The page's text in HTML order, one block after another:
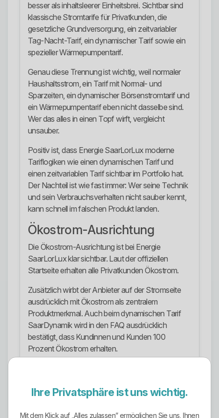
besser als inhaltsleerer Einheitsbrei. Sichtbar sind
klassische Stromtarife für Privatkunden, die
gesetzliche Grundversorgung, ein zeitvariabler
Tag-Nacht-Tarif, ein dynamischer Tarif sowie ein
spezieller Wärmepumpentarif.
Genau diese Trennung ist wichtig, weil normaler
Haushaltsstrom, ein Tarif mit Normal- und
Sparzeiten, ein dynamischer Börsenstromtarif und
ein Wärmepumpentarif eben nicht dasselbe sind.
Wer das alles in einen Topf wirft, vergleicht
unsauber.
Positiv ist, dass Energie SaarLorLux moderne
Tariflogiken wie einen dynamischen Tarif und
einen zeitvariablen Tarif sichtbar im Portfolio hat.
Der Nachteil ist wie fast immer: Wer seine Technik
und sein Verbrauchsverhalten nicht sauber kennt,
kann schnell im falschen Produkt landen.
Ökostrom-Ausrichtung
Die Ökostrom-Ausrichtung ist bei Energie
SaarLorLux klar sichtbar. Laut der offiziellen
Startseite erhalten alle Privatkunden Ökostrom.
Zusätzlich wirbt der Anbieter auf der Stromseite
ausdrücklich mit Ökostrom als zentralem
Produktmerkmal. Auch beim dynamischen Tarif
SaarDynamik wird in den FAQ ausdrücklich
bestätigt, dass Kundinnen und Kunden 100
Prozent Ökostrom erhalten.
Trotzdem sollte man sauber bleiben: Ein grüner
Prüfung des konkreten Tarifs und seiner
Ihre Privatsphäre ist uns wichtig.
Mit dem Klick auf „Alles zulassen” ermöglichen Sie uns, Ihnen